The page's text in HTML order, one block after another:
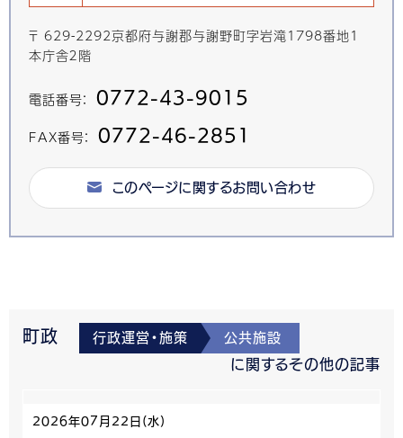
〒 629-2292京都府与謝郡与謝野町字岩滝1798番地1
本庁舎２階
電話番号： 0772-43-9015
FAX番号： 0772-46-2851
このページに関するお問い合わせ
町政 行政運営・施策 公共施設
に関するその他の記事
2026年07月22日(水)